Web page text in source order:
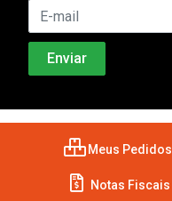
Meus Pedidos
Notas Fiscais